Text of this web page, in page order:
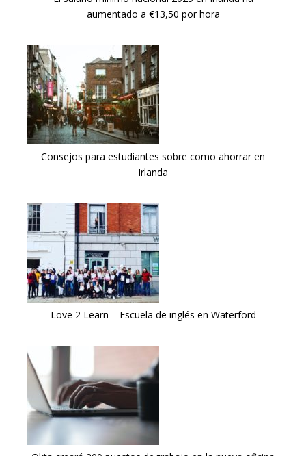
aumentado a €13,50 por hora
Consejos para estudiantes sobre como ahorrar en
Irlanda
Love 2 Learn – Escuela de inglés en Waterford